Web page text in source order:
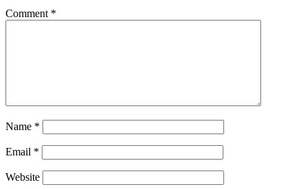
Comment *
Name *
Email *
Website